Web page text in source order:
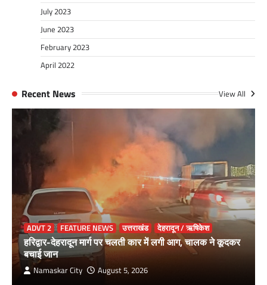
July 2023
June 2023
February 2023
April 2022
Recent News View All
ADVT 2 FEATURE NEWS उत्तराखंड देहरादून / ऋषिकेश
हरिद्वार-देहरादून मार्ग पर चलती कार में लगी आग, चालक ने कूदकर
बचाई जान
Namaskar City August 5, 2026